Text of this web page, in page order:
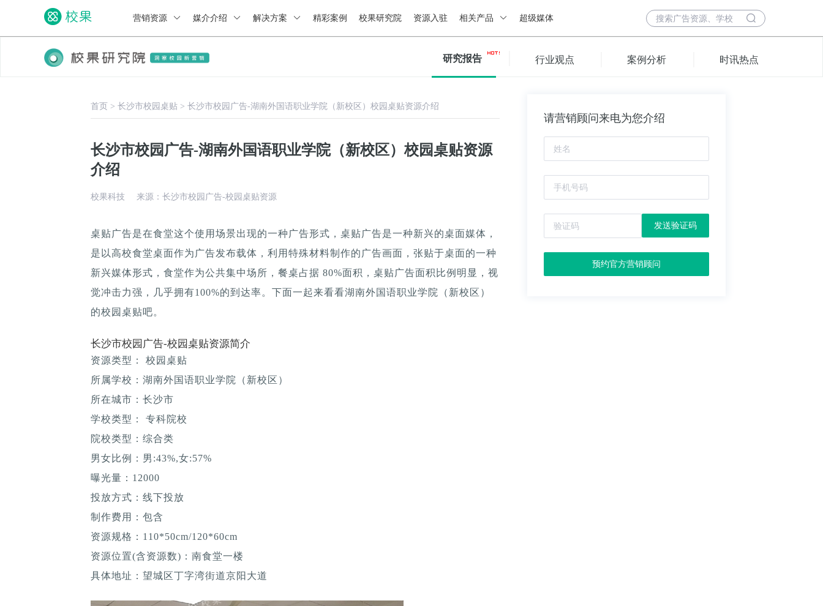
营销资源 媒介介绍 解决方案 精彩案例 校果研究院 资源入驻 相关产品 超级媒体
研究报告 行业观点 案例分析 时讯热点
首页 > 长沙市校园桌贴 > 长沙市校园广告-湖南外国语职业学院（新校区）校园桌贴资源介绍
长沙市校园广告-湖南外国语职业学院（新校区）校园桌贴资源
介绍
校果科技 来源：长沙市校园广告-校园桌贴资源
桌贴广告是在食堂这个使用场景出现的一种广告形式，桌贴广告是一种新兴的桌面媒体，
是以高校食堂桌面作为广告发布载体，利用特殊材料制作的广告画面，张贴于桌面的一种
新兴媒体形式，食堂作为公共集中场所，餐桌占据 80%面积，桌贴广告面积比例明显，视
觉冲击力强，几乎拥有100%的到达率。下面一起来看看湖南外国语职业学院（新校区）
的校园桌贴吧。
长沙市校园广告-校园桌贴资源简介
资源类型： 校园桌贴
所属学校：湖南外国语职业学院（新校区）
所在城市：长沙市
学校类型： 专科院校
院校类型：综合类
男女比例：男:43%,女:57%
曝光量：12000
投放方式：线下投放
制作费用：包含
资源规格：110*50cm/120*60cm
资源位置(含资源数)：南食堂一楼
具体地址：望城区丁字湾街道京阳大道
请营销顾问来电为您介绍
发送验证码
预约官方营销顾问